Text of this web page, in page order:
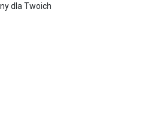
dla Twoich